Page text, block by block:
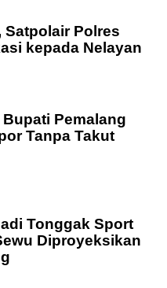
Satpolair Polres
kepada Nelayan
Pemalang
Tanpa Takut
Tonggak Sport
Diproyeksikan